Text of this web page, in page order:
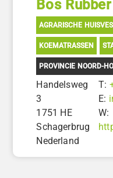
Bos Rubber
AGRARISCHE
KOEMATRASSEN
PROVINCIE NOORD-
Handelsweg
3
1751 HE
Schagerbrug
Nederland
T:
E:
W: